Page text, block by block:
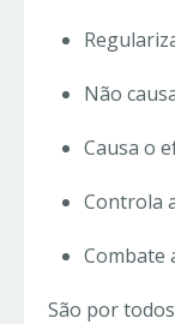
Não
Causa o
Controla
Combate
São por